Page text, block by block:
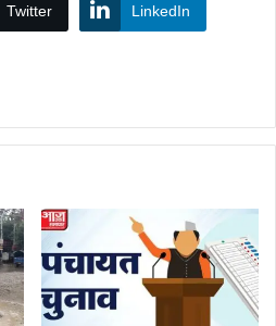
Twitter LinkedIn